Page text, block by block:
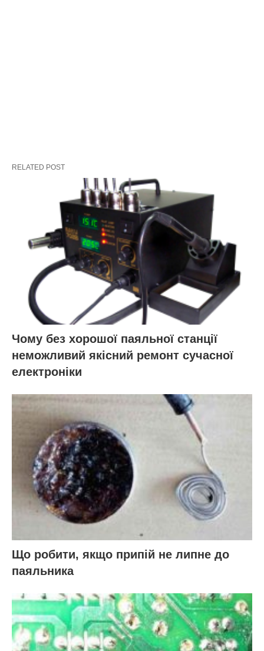
RELATED POST
Чому без хорошої паяльної станції
неможливий якісний ремонт сучасної
електроніки
Що робити, якщо припій не липне до
паяльника